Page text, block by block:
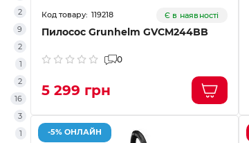
2
9
2
1
2
16
3
1
119218 Є в наявності
Пилосос Grunhelm GVCM244BB
0
5 299 грн
-5% ОНЛАЙН